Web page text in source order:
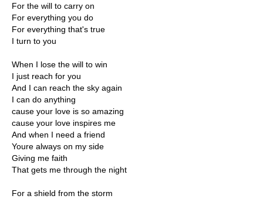
For the will to carry on
For everything you do
For everything that's true
I turn to you
When I lose the will to win
I just reach for you
And I can reach the sky again
I can do anything
cause your love is so amazing
cause your love inspires me
And when I need a friend
Youre always on my side
Giving me faith
That gets me through the night
For a shield from the storm